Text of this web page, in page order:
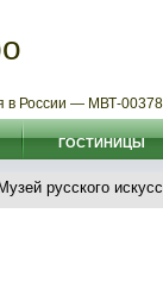
в России — МВТ-
ГОСТИНИЦЫ
Музей русского